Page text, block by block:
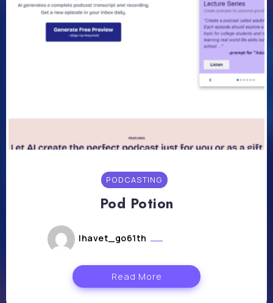
PODCASTING
Pod Potion
lhavet_go61th
Read More